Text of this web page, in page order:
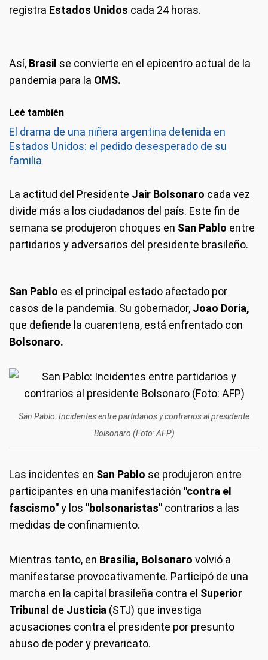
registra Estados Unidos cada 24 horas.
Así, Brasil se convierte en el epicentro actual de la
pandemia para la OMS.
Leé también
El drama de una niñera argentina detenida en
Estados Unidos: el pedido desesperado de su
familia
La actitud del Presidente Jair Bolsonaro cada vez
divide más a los ciudadanos del país. Este fin de
semana se produjeron choques en San Pablo entre
partidarios y adversarios del presidente brasileño.
San Pablo es el principal estado afectado por
casos de la pandemia. Su gobernador, Joao Doria,
que defiende la cuarentena, está enfrentado con
Bolsonaro.
San Pablo: Incidentes entre partidarios y contrarios al presidente
Bolsonaro (Foto: AFP)
Las incidentes en San Pablo se produjeron entre
participantes en una manifestación "contra el
fascismo"y los "bolsonaristas" contrarios a las
medidas de confinamiento.
Mientras tanto, en Brasilia, Bolsonaro volvió a
manifestarse provocativamente. Participó de una
marcha en la capital brasileña contra el Superior
Tribunal de Justicia (STJ) que investiga
acusaciones contra el presidente por presunto
abuso de poder y prevaricato.